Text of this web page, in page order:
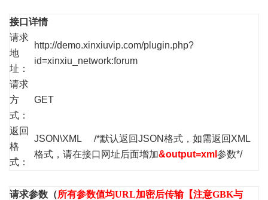
接口详情
请求
地
址：
http://demo.xinxiuvip.com/plugin.php?
id=xinxiu_network:forum
请求
方
式：
GET
返回
格
式：
JSON\XML /*默认返回JSON格式，如需返回XML
格式，请在接口网址后面增加&output=xml 参数*/
请求参数（所有参数值均URL加密后传输【注意GBK与